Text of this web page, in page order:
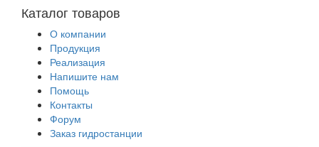
Каталог товаров
О компании
Продукция
Реализация
Напишите нам
Помощь
Контакты
Форум
Заказ гидростанции